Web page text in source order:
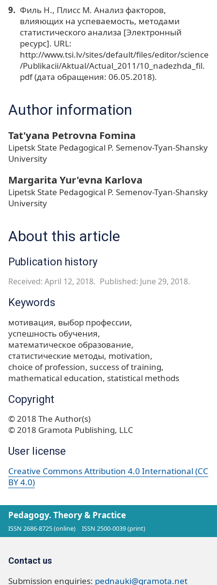
Филь Н., Плисс М. Анализ факторов,
влияющих на успеваемость, методами
статистического анализа [Электронный
ресурс]. URL:
http://www.tsi.lv/sites/default/files/editor/science
/Publikacii/Aktual/Actual_2011/10_nadezhda_fil.
pdf (дата обращения: 06.05.2018).
Author information
Tat'yana Petrovna Fomina
Lipetsk State Pedagogical P. Semenov-Tyan-Shansky
University
Margarita Yur'evna Karlova
Lipetsk State Pedagogical P. Semenov-Tyan-Shansky
University
About this article
Publication history
Received: April 12, 2018. Published: June 29, 2018.
Keywords
мотивация выбор профессии
успешность обучения
математическое образование
статистические методы motivation
choice of profession success of training
mathematical education statistical methods
Copyright
© 2018 The Author(s)
© 2018 Gramota Publishing, LLC
User license
Creative Commons Attribution 4.0 International (CC
BY 4.0)
Pedagogy. Theory & Practice
ISSN 2686-8725 (online) ISSN 2500-0039 (print)
Contact us
Submission enquiries: pednauki@gramota.net